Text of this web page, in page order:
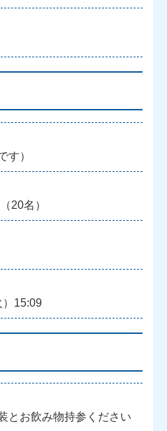
す）
20名）
）15:09
とお飲み物持参ください